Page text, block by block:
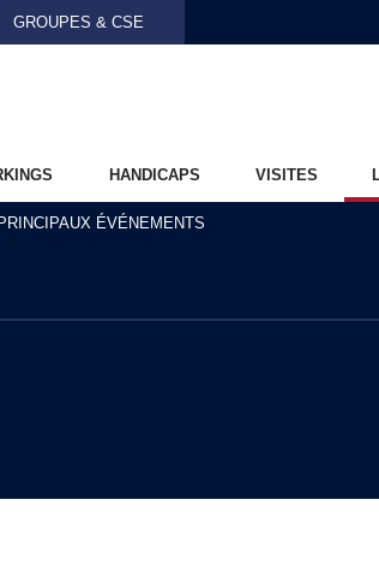
GROUPES & CSE
HANDICAPS VISITES
ÉVÉNEMENTS